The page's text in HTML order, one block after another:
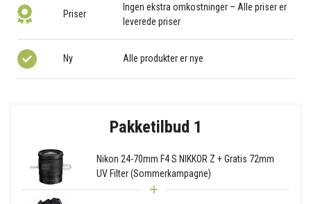
Priser
Ingen ekstra omkostninger – Alle priser er
leverede priser
Ny Alle produkter er nye
Pakketilbud 1
Nikon 24-70mm F4 S NIKKOR Z + Gratis 72mm
UV Filter (Sommerkampagne)